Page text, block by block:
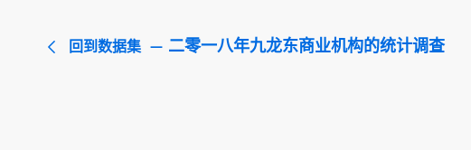
回到数据集 二零一八年九龙东商业机构的统计调查